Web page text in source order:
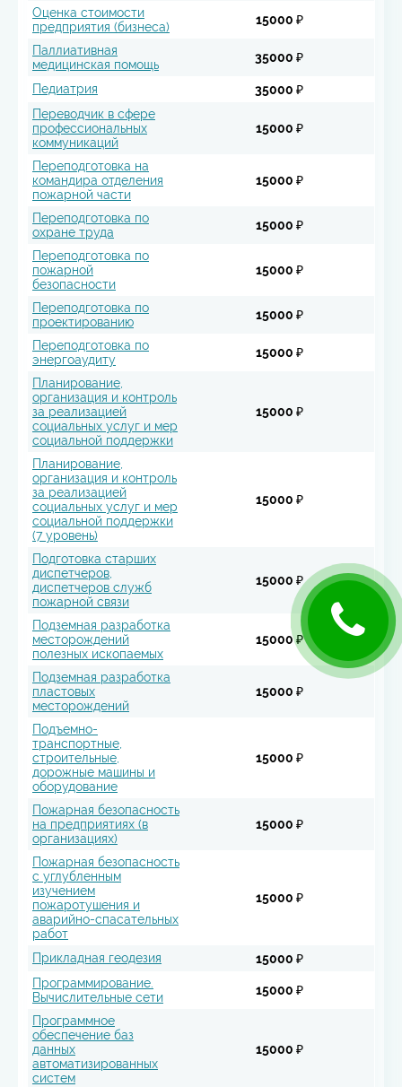
Оценка стоимости
предприятия (бизнеса)
15000 ₽
Паллиативная
медицинская помощь
35000 ₽
Педиатрия
35000 ₽
Переводчик в сфере
профессиональных
коммуникаций
15000 ₽
Переподготовка на
командира отделения
пожарной части
15000 ₽
Переподготовка по
охране труда
15000 ₽
Переподготовка по
пожарной
безопасности
15000 ₽
Переподготовка по
проектированию
15000 ₽
Переподготовка по
энергоаудиту
15000 ₽
Планирование,
организация и контроль
за реализацией
социальных услуг и мер
социальной поддержки
15000 ₽
Планирование,
организация и контроль
за реализацией
социальных услуг и мер
социальной поддержки
(7 уровень)
15000 ₽
Подготовка старших
диспетчеров,
диспетчеров служб
пожарной связи
15000 ₽
Подземная разработка
месторождений
полезных ископаемых
15000 ₽
Подземная разработка
пластовых
месторождений
15000 ₽
Подъемно-
транспортные,
строительные,
дорожные машины и
оборудование
15000 ₽
Пожарная безопасность
на предприятиях (в
организациях)
15000 ₽
Пожарная безопасность
с углубленным
изучением
пожаротушения и
аварийно-спасательных
работ
15000 ₽
Прикладная геодезия
15000 ₽
Программирование.
Вычислительные сети
15000 ₽
Программное
обеспечение баз
данных
автоматизированных
систем
15000 ₽